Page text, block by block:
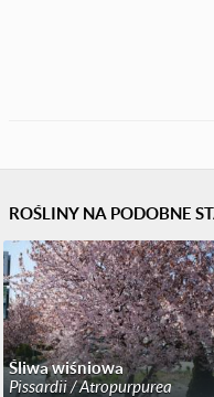
ROŚLINY NA PODOBNE
Śliwa wiśniowa
Pissardii / Atropurpurea